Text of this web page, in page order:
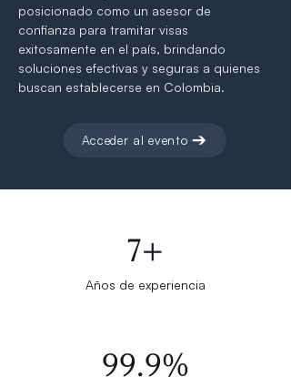
posicionado como un asesor de
confianza para tramitar visas
exitosamente en el país, brindando
soluciones efectivas y seguras a quienes
buscan establecerse en Colombia.
Acceder al evento
7+
Años de experiencia
99.9%